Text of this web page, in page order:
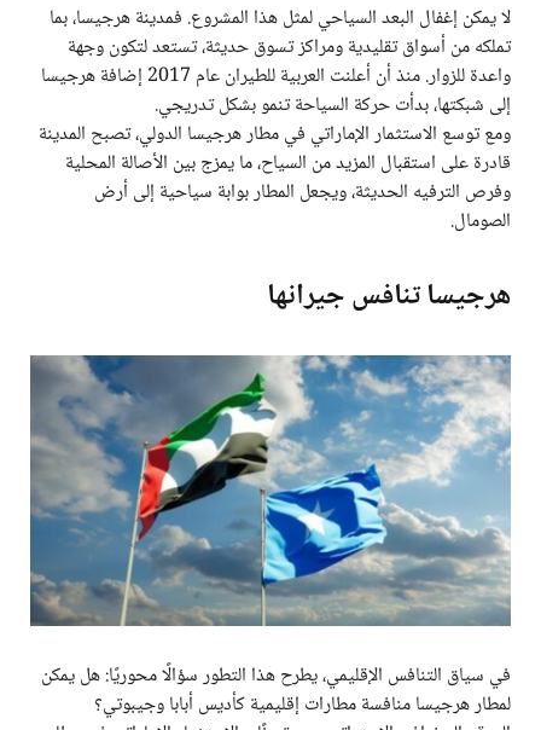
لا يمكن إغفال البعد السياحي لمثل هذا المشروع. فمدينة هرجيسا، بما
تملكه من أسواق تقليدية ومراكز تسوق حديثة، تستعد لتكون وجهة
واعدة للزوار. منذ أن أعلنت العربية للطيران عام 2017 إضافة هرجيسا
إلى شبكتها، بدأت حركة السياحة تنمو بشكل تدريجي.
ومع توسع الاستثمار الإماراتي في مطار هرجيسا الدولي، تصبح المدينة
قادرة على استقبال المزيد من السياح، ما يمزج بين الأصالة المحلية
وفرص الترفيه الحديثة، ويجعل المطار بوابة سياحية إلى أرض
الصومال.
هرجيسا تنافس جيرانها
في سياق التنافس الإقليمي، يطرح هذا التطور سؤالًا محوريًا: هل يمكن
لمطار هرجيسا منافسة مطارات إقليمية كأديس أبابا وجيبوتي؟